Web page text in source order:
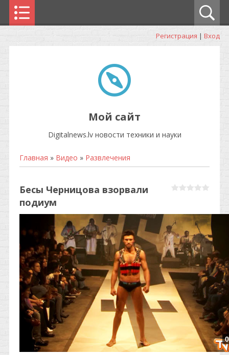
Регистрация | Вход
Мой сайт
Digitalnews.lv новости техники и науки
Главная » Видео » Развлечения
Бесы Черницова взорвали
подиум